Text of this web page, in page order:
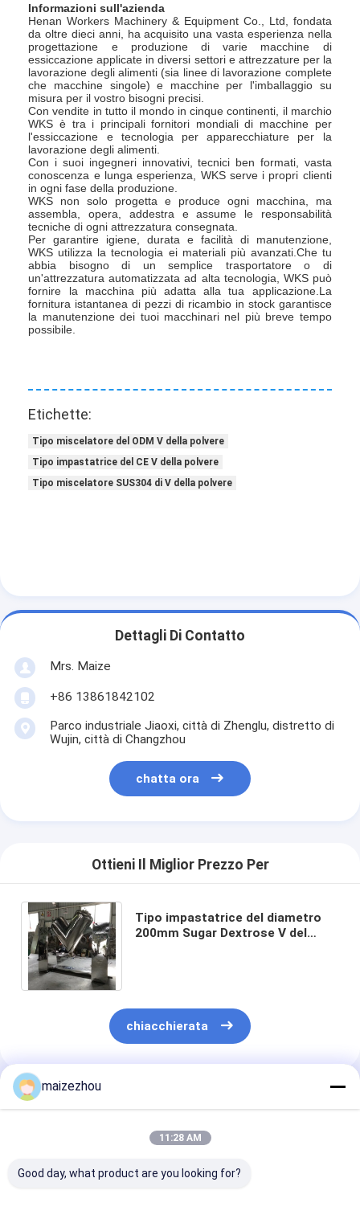
Informazioni sull'azienda
Henan Workers Machinery & Equipment Co., Ltd, fondata
da oltre dieci anni, ha acquisito una vasta esperienza nella
progettazione e produzione di varie macchine di
essiccazione applicate in diversi settori e attrezzature per la
lavorazione degli alimenti (sia linee di lavorazione complete
che macchine singole) e macchine per l'imballaggio su
misura per il vostro bisogni precisi.
Con vendite in tutto il mondo in cinque continenti, il marchio
WKS è tra i principali fornitori mondiali di macchine per
l'essiccazione e tecnologia per apparecchiature per la
lavorazione degli alimenti.
Con i suoi ingegneri innovativi, tecnici ben formati, vasta
conoscenza e lunga esperienza, WKS serve i propri clienti
in ogni fase della produzione.
WKS non solo progetta e produce ogni macchina, ma
assembla, opera, addestra e assume le responsabilità
tecniche di ogni attrezzatura consegnata.
Per garantire igiene, durata e facilità di manutenzione,
WKS utilizza la tecnologia ei materiali più avanzati.Che tu
abbia bisogno di un semplice trasportatore o di
un'attrezzatura automatizzata ad alta tecnologia, WKS può
fornire la macchina più adatta alla tua applicazione.La
fornitura istantanea di pezzi di ricambio in stock garantisce
la manutenzione dei tuoi macchinari nel più breve tempo
possibile.
Etichette:
Tipo miscelatore del ODM V della polvere
Tipo impastatrice del CE V della polvere
Tipo miscelatore SUS304 di V della polvere
Dettagli Di Contatto
Mrs. Maize
+86 13861842102
Parco industriale Jiaoxi, città di Zhenglu, distretto di
Wujin, città di Changzhou
chatta ora
Ottieni Il Miglior Prezzo Per
Tipo impastatrice del diametro
200mm Sugar Dextrose V del
chiacchierata
Prodotti Raccomandati
maizezhou
11:28 AM
Good day, what product are you looking for?